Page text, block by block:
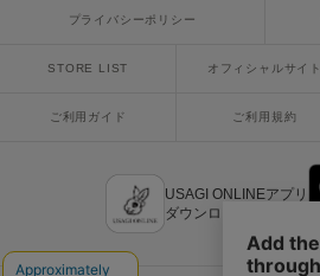
オル
Philly chocolate
プライバシーポリシー
STORE LIST オフィシャルサイト
ご利用ガイド ご利用規約
USAGI ONLINEアプリ
ダウンロードはこちら